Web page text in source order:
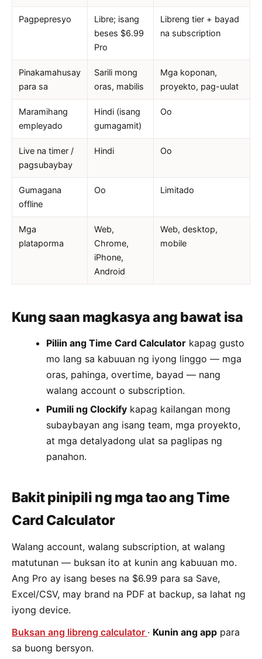
Pagpepresyo
Libre; isang
beses $6.99
Pro
Libreng tier + bayad
na subscription
Pinakamahusay
para sa
Sarili mong
oras, mabilis
Mga koponan,
proyekto, pag-uulat
Maramihang
empleyado
Hindi (isang
gumagamit)
Oo
Live na timer /
pagsubaybay
Hindi Oo
Gumagana
offline
Oo Limitado
Mga
plataporma
Web,
Chrome,
iPhone,
Android
Web, desktop,
mobile
Kung saan magkasya ang bawat isa
Piliin ang Time Card Calculator kapag gusto
mo lang sa kabuuan ng iyong linggo — mga
oras, pahinga, overtime, bayad — nang
walang account o subscription.
Pumili ng Clockify kapag kailangan mong
subaybayan ang isang team, mga proyekto,
at mga detalyadong ulat sa paglipas ng
panahon.
Bakit pinipili ng mga tao ang Time
Card Calculator
Walang account, walang subscription, at walang
matutunan — buksan ito at kunin ang kabuuan mo.
Ang Pro ay isang beses na $6.99 para sa Save,
Excel/CSV, may brand na PDF at backup, sa lahat ng
iyong device.
Buksan ang libreng calculator · Kunin ang app para
sa buong bersyon.